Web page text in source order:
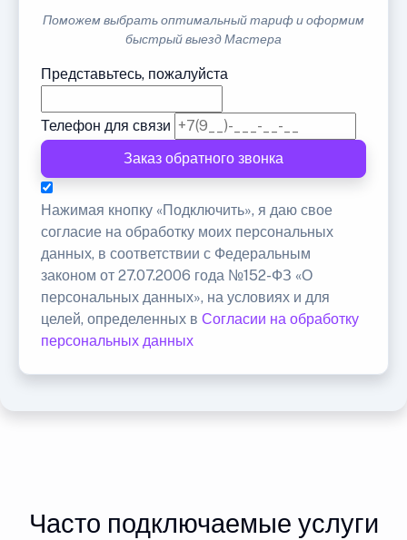
Поможем выбрать оптимальный тариф и оформим
быстрый выезд Мастера
Представьтесь, пожалуйста
Телефон для связи
Заказ обратного звонка
Нажимая кнопку «Подключить», я даю свое
согласие на обработку моих персональных
данных, в соответствии с Федеральным
законом от 27.07.2006 года №152-ФЗ «О
персональных данных», на условиях и для
целей, определенных в Согласии на обработку
персональных данных
Часто подключаемые услуги